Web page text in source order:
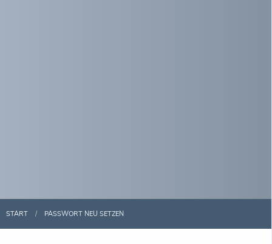
START PASSWORT NEU SETZEN